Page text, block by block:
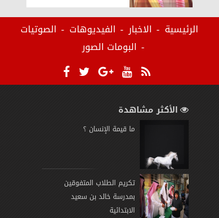
الرئيسية الاخبار الفيديوهات
الصوتيات
البومات الصور
الأكثر مشاهدة
ما قيمة الإنسان ؟
تكريم الطلاب المتفوقين
بمدرسة خالد بن سعيد
الابتدائية